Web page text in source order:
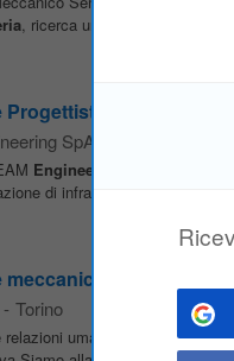
, ricerca un
Ferroviario e
SpA
Engineering
di infrastrutture di
di produzione
- Torino
relazioni umane sono sempre